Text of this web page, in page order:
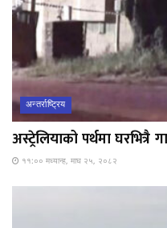
अन्तर्राष्ट्रिय
अस्ट्रेलियाको पर्थमा
११:०० मध्यान्ह, माघ २५, २०८२